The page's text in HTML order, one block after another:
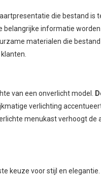
die bestand is
informatie
materialen die
van een onverlicht model.
verlichting
menukast verhoogt
keuze voor stijl en elegantie.